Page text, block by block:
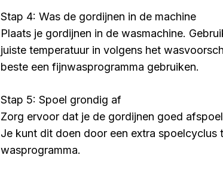
Stap 4: Was de gordijnen in de machine
Plaats je gordijnen in de wasmachine.
juiste temperatuur in volgens het
beste een fijnwasprogramma gebruiken.
Stap 5: Spoel grondig af
Zorg ervoor dat je de gordijnen goed
Je kunt dit doen door een extra spoelcyclus
wasprogramma.